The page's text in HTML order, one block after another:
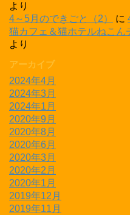
より
4～5月のできごと（2）
に
猫カフェ＆猫ホテルねこん
より
アーカイブ
2024年4月
2024年3月
2024年1月
2020年9月
2020年8月
2020年6月
2020年3月
2020年2月
2020年1月
2019年12月
2019年11月